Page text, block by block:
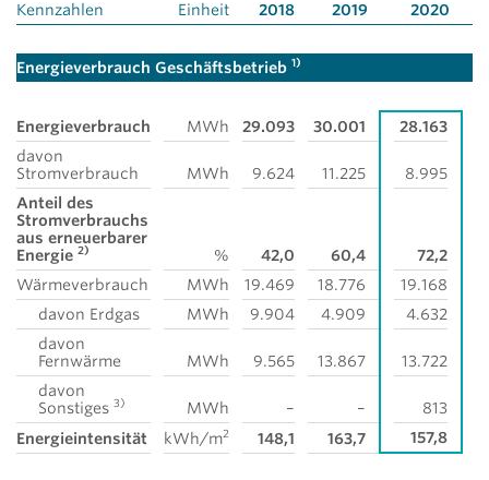
Kennzahlen Einheit 2018 2019 2020
Energieverbrauch Geschäftsbetrieb 1)
Energieverbrauch MWh 29.093 30.001
28.163
davon
Stromverbrauch
MWh 9.624 11.225
8.995
Anteil des
Stromverbrauchs
aus erneuerbarer
Energie 2) % 42,0 60,4
72,2
Wärmeverbrauch
MWh 19.469 18.776
19.168
davon Erdgas
MWh 9.904 4.909
4.632
davon
Fernwärme
MWh 9.565 13.867
13.722
davon
Sonstiges 3) MWh – –
813
Energieintensität
kWh/m2 148,1 163,7 157,8